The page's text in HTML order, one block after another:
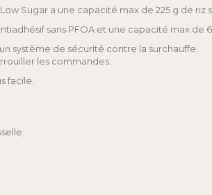
Sugar a une capacité max de 225 g de riz
sans PFOA et une capacité max de
système de sécurité contre la surchauffe.
les commandes.
facile.